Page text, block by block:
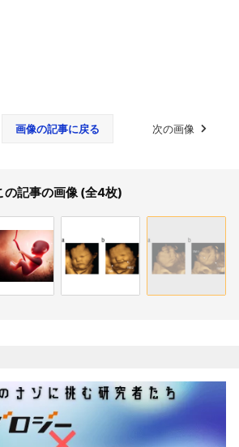
画像の記事に戻る 次の画像
の記事の画像 (全4枚)